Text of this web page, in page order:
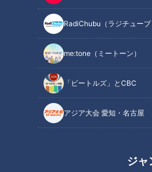
RadiChubu（ラジチューブ
me:tone（ミートーン）
「ビートルズ」とCBC
アジア大会 愛知・名古屋
ジャ
定スイーツが続々登場! 大リニ
ューアルしたデパ地下が熱い
『ジェイアール名古屋タカシマ
れ
イ
8月「熱中症」第二波を防ぐ方
法は？…夏に大事な水分補給術
大